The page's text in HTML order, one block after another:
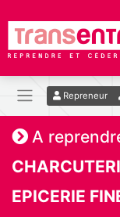
Repreneur
A
EPICERIE